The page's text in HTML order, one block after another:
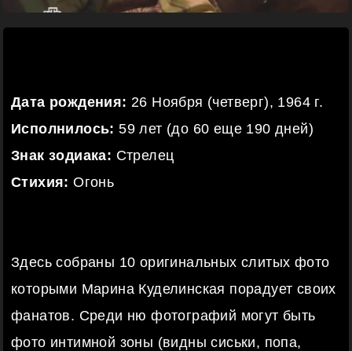
Дата рождения: 26 Ноября (четверг), 1964 г.
Исполнилось: 59 лет (до 60 еще 190 дней)
Знак зодиака: Стрелец
Стихия: Огонь
Здесь собраны 10 оригинальных слитых фото
которыми Марина Куделинская порадует своих
фанатов. Среди ню фотографий могут быть
фото интимной зоны (видны сиськи, попа,